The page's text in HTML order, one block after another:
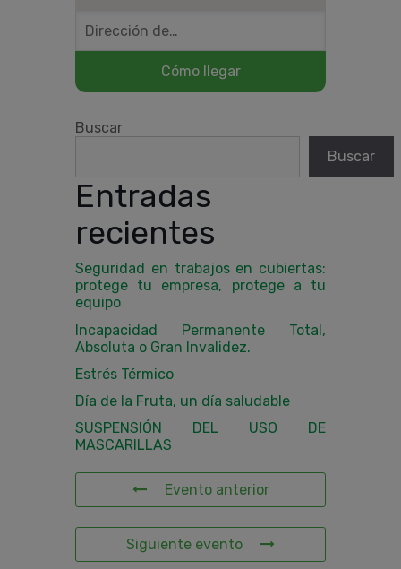
Buscar
Buscar
Entradas
recientes
Seguridad en trabajos en cubiertas:
protege tu empresa, protege a tu
equipo
Incapacidad Permanente Total,
Absoluta o Gran Invalidez.
Estrés Térmico
Día de la Fruta, un día saludable
SUSPENSIÓN DEL USO DE
MASCARILLAS
Evento anterior
Siguiente evento